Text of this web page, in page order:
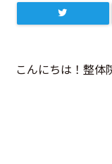
こんにちは！整体